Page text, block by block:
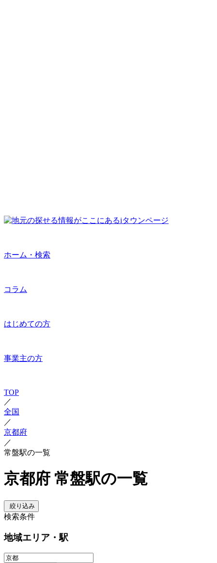
ホーム・検索
コラム
はじめての方
事業主の方
TOP
／
全国
／
京都府
／
常盤駅の一覧
京都府 常盤駅の一覧
絞り込み
検索条件
地域エリア・駅